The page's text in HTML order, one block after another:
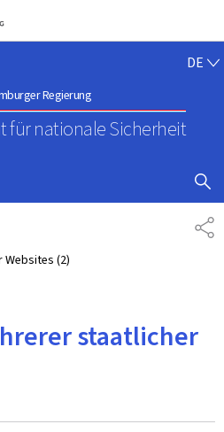
Inhalt
Regierung
für nationale Sicherheit
DE
(2)
staatlicher